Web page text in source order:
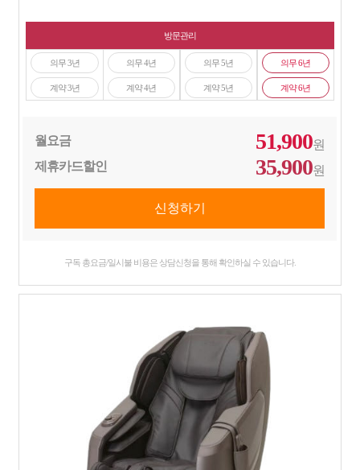
방문관리
의무 3년
계약 3년
의무 4년
계약 4년
의무 5년
계약 5년
의무 6년
계약 6년
월요금 51,900원
제휴카드할인
35,900원
구독 총요금/일시불 비용은 상담신청을 통해 확인하실 수 있습니다.